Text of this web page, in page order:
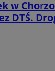
w
DTŚ.